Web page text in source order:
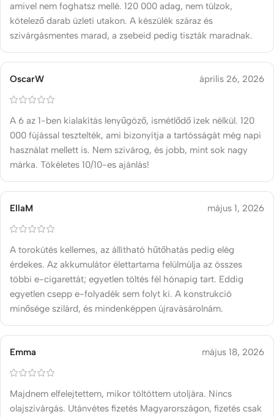
amivel nem foghatsz mellé. 120 000 adag, nem túlzok,
kötelező darab üzleti utakon. A készülék száraz és
szivárgásmentes marad, a zsebeid pedig tiszták maradnak.
OscarW április 26, 2026
A 6 az 1-ben kialakítás lenyűgöző, ismétlődő ízek nélkül. 120
000 fújással tesztelték, ami bizonyítja a tartósságát még napi
használat mellett is. Nem szivárog, és jobb, mint sok nagy
márka. Tökéletes 10/10-es ajánlás!
EllaM május 1, 2026
A torokütés kellemes, az állítható hűtőhatás pedig elég
érdekes. Az akkumulátor élettartama felülmúlja az összes
többi e-cigarettát; egyetlen töltés fél hónapig tart. Eddig
egyetlen csepp e-folyadék sem folyt ki. A konstrukció
minősége szilárd, és mindenképpen újravásárolnám.
Emma május 18, 2026
Majdnem elfelejtettem, mikor töltöttem utoljára. Nincs
olajszivárgás. Utánvétes fizetés Magyarországon, fizetés csak